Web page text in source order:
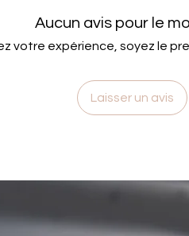
Aucun avis pour le
votre expérience, soyez le
Laisser un avis